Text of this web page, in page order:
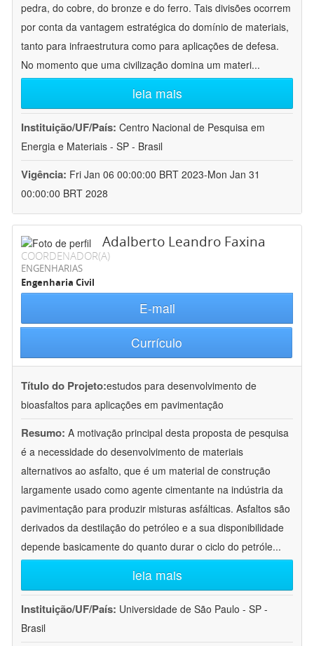
pedra, do cobre, do bronze e do ferro. Tais divisões ocorrem
por conta da vantagem estratégica do domínio de materiais,
tanto para infraestrutura como para aplicações de defesa.
No momento que uma civilização domina um materi...
leia mais
Instituição/UF/País: Centro Nacional de Pesquisa em
Energia e Materiais - SP - Brasil
Vigência: Fri Jan 06 00:00:00 BRT 2023-Mon Jan 31
00:00:00 BRT 2028
Adalberto Leandro Faxina
COORDENADOR(A)
ENGENHARIAS
Engenharia Civil
E-mail
Currículo
Título do Projeto:estudos para desenvolvimento de
bioasfaltos para aplicações em pavimentação
Resumo: A motivação principal desta proposta de pesquisa
é a necessidade do desenvolvimento de materiais
alternativos ao asfalto, que é um material de construção
largamente usado como agente cimentante na indústria da
pavimentação para produzir misturas asfálticas. Asfaltos são
derivados da destilação do petróleo e a sua disponibilidade
depende basicamente do quanto durar o ciclo do petróle...
leia mais
Instituição/UF/País: Universidade de São Paulo - SP -
Brasil